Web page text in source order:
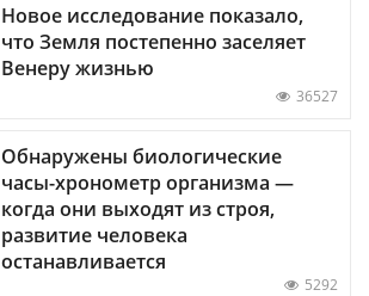
Новое исследование показало,
что Земля постепенно заселяет
Венеру жизнью
36527
Обнаружены биологические
часы-хронометр организма —
когда они выходят из строя,
развитие человека
останавливается
5292